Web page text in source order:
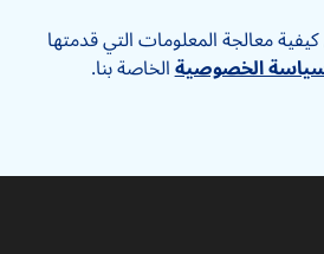
معالجة المعلومات التي قدمتها
الخصوصيةالخاصة بنا.